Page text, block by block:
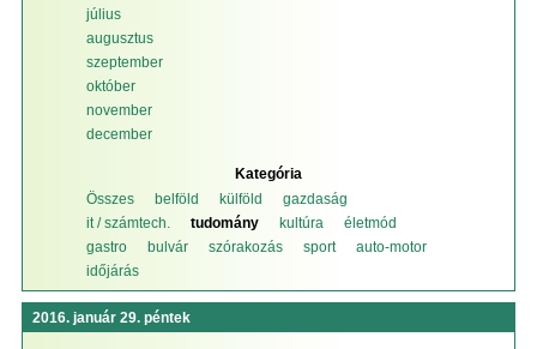
július
augusztus
szeptember
október
november
december
Kategória
Összes
belföld külföld
gazdaság
it / számtech.
tudomány kultúra
életmód
gastro
bulvár szórakozás sport
auto-motor
időjárás
2016. január 29. péntek